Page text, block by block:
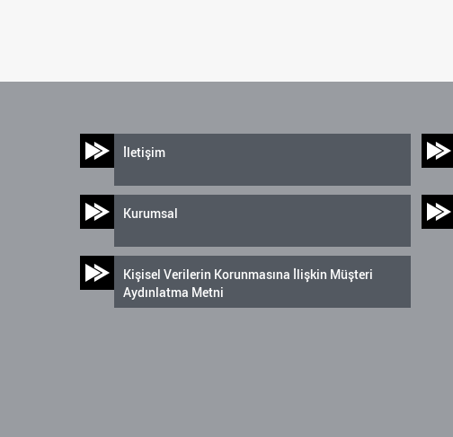
İletişim
Kurumsal
Kişisel Verilerin Korunmasına İlişkin Müşteri
Aydınlatma Metni